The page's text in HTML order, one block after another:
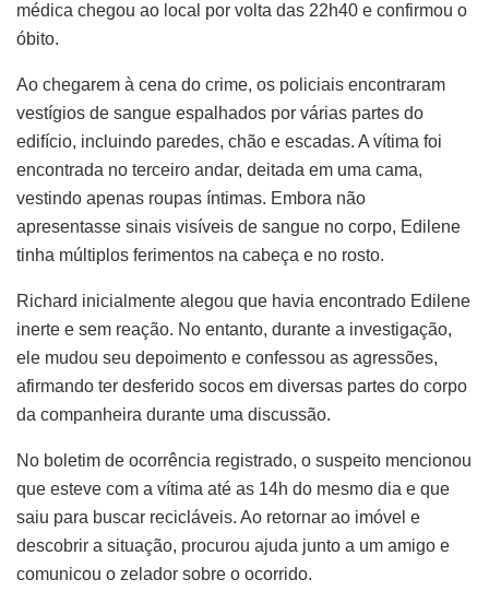
médica chegou ao local por volta das 22h40 e confirmou o
óbito.
Ao chegarem à cena do crime, os policiais encontraram
vestígios de sangue espalhados por várias partes do
edifício, incluindo paredes, chão e escadas. A vítima foi
encontrada no terceiro andar, deitada em uma cama,
vestindo apenas roupas íntimas. Embora não
apresentasse sinais visíveis de sangue no corpo, Edilene
tinha múltiplos ferimentos na cabeça e no rosto.
Richard inicialmente alegou que havia encontrado Edilene
inerte e sem reação. No entanto, durante a investigação,
ele mudou seu depoimento e confessou as agressões,
afirmando ter desferido socos em diversas partes do corpo
da companheira durante uma discussão.
No boletim de ocorrência registrado, o suspeito mencionou
que esteve com a vítima até as 14h do mesmo dia e que
saiu para buscar recicláveis. Ao retornar ao imóvel e
descobrir a situação, procurou ajuda junto a um amigo e
comunicou o zelador sobre o ocorrido.